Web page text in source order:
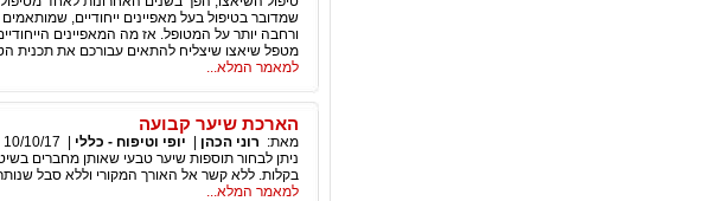
שמדובר בטיפול בעל מאפיינים ייחודיים,
ורחבה יותר על המטופל. אז מה המאפיינים
מטפל שיאצו שיצליח להתאים עבורכם את תכנית
למאמר המלא...
הארכת שיער קבועה
מאת: רוני הכהן יופי וטיפוח - כללי 10/10/17
ניתן לבחור תוספות שיער טבעי שאותן מחברים
בקלות. ללא קשר אל האורך המקורי וללא סבל
למאמר המלא...